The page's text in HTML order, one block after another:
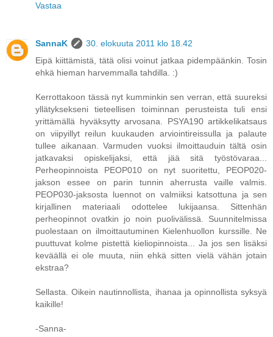
Vastaa
SannaK
30. elokuuta 2011 klo 18.42
Eipä kiittämistä, tätä olisi voinut jatkaa pidempäänkin. Tosin
ehkä hieman harvemmalla tahdilla. :)
Kerrottakoon tässä nyt kumminkin sen verran, että suureksi
yllätyksekseni tieteellisen toiminnan perusteista tuli ensi
yrittämällä hyväksytty arvosana. PSYA190 artikkelikatsaus
on viipyillyt reilun kuukauden arviointireissulla ja palaute
tullee aikanaan. Varmuden vuoksi ilmoittauduin tältä osin
jatkavaksi opiskelijaksi, että jää sitä työstövaraa...
Perheopinnoista PEOP010 on nyt suoritettu, PEOP020-
jakson essee on parin tunnin aherrusta vaille valmis.
PEOP030-jaksosta luennot on valmiiksi katsottuna ja sen
kirjallinen materiaali odottelee lukijaansa. Sittenhän
perheopinnot ovatkin jo noin puolivälissä. Suunnitelmissa
puolestaan on ilmoittautuminen Kielenhuollon kurssille. Ne
puuttuvat kolme pistettä kieliopinnoista... Ja jos sen lisäksi
keväällä ei ole muuta, niin ehkä sitten vielä vähän jotain
ekstraa?
Sellasta. Oikein nautinnollista, ihanaa ja opinnollista syksyä
kaikille!
-Sanna-